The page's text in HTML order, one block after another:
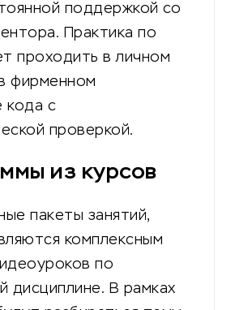
поддержкой со
Практика по
проходить в личном
фирменном
кода с
проверкой.
из курсов
пакеты занятий,
комплексным
по
дисциплине. В рамках